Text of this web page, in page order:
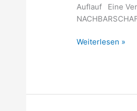
Auflauf Eine
Weiterlesen »